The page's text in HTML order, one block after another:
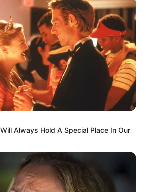
Always Hold A Special Place In Our